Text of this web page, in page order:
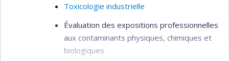
Toxicologie industrielle
Évaluation des expositions professionnelles
aux contaminants physiques, chimiques et
biologiques